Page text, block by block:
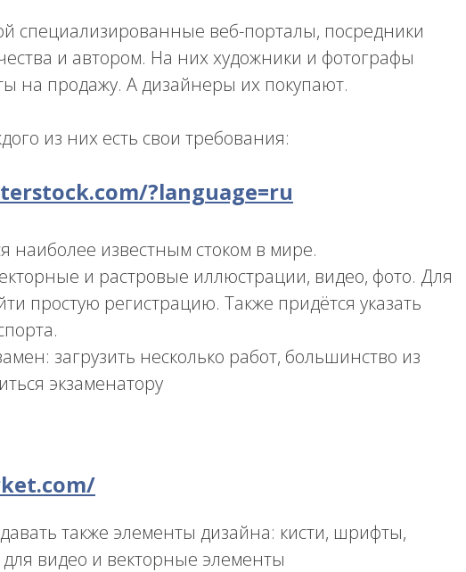
специализированные веб-порталы, посредники
и автором. На них художники и фотографы
на продажу. А дизайнеры их покупают.
из них есть свои требования:
?language=ru
наиболее известным стоком в мире.
и растровые иллюстрации, видео, фото. Для
простую регистрацию. Также придётся указать
загрузить несколько работ, большинство из
экзаменатору
также элементы дизайна: кисти, шрифты,
видео и векторные элементы